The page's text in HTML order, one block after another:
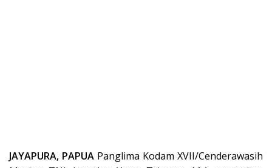
JAYAPURA, PAPUA Panglima Kodam XVII/Cenderawasih